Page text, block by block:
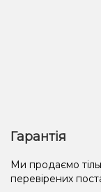
Гарантія
Ми продаємо
перевірених